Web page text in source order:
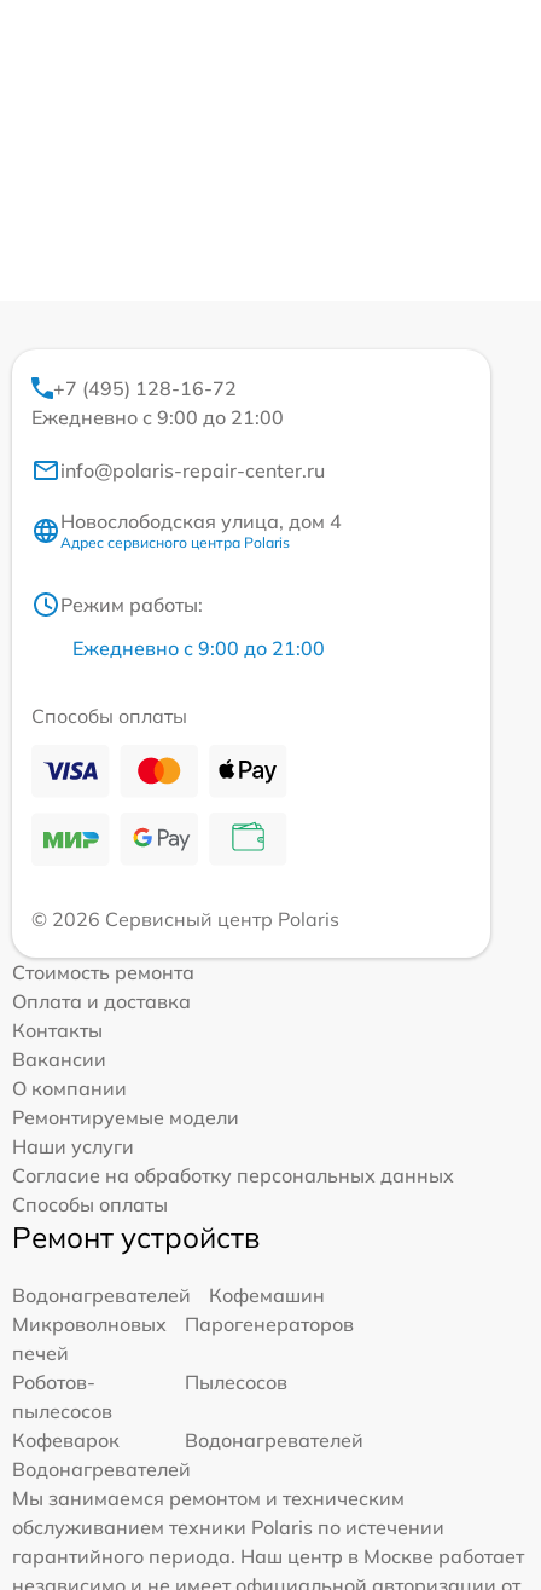
+7 (495) 128-16-72
Ежедневно с 9:00 до 21:00
info@polaris-repair-center.ru
Новослободская улица, дом 4
Адрес сервисного центра Polaris
Режим работы:
Ежедневно с 9:00 до 21:00
Способы оплаты
© 2026 Сервисный центр Polaris
Стоимость ремонта
Оплата и доставка
Контакты
Вакансии
О компании
Ремонтируемые модели
Наши услуги
Согласие на обработку персональных данных
Способы оплаты
Ремонт устройств
Водонагревателей
Кофемашин
Микроволновых
печей
Парогенераторов
Роботов-
пылесосов
Пылесосов
Кофеварок
Водонагревателей
Водонагревателей
Мы занимаемся ремонтом и техническим
обслуживанием техники Polaris по истечении
гарантийного периода. Наш центр в Москве работает
независимо и не имеет официальной авторизации от